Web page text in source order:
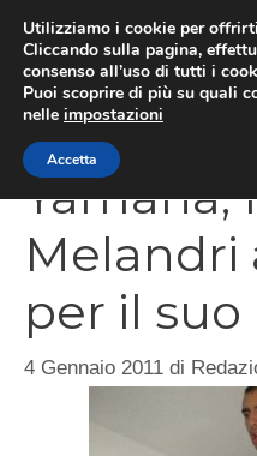
contenuto
Yamaha,
Melandri
per il
4 Gennaio 2011 di
Utilizziamo i cookie per
Cliccando sulla pagina,
consenso all’uso di tutti i
Puoi scoprire di più su quali
nelle impostazioni
Accetta